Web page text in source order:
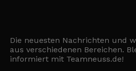
Die neuesten Nachrichten und
aus verschiedenen Bereichen.
informiert mit Teamneuss.de!